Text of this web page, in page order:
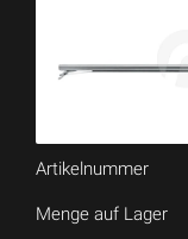
Artikelnummer
Menge auf Lager